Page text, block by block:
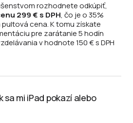
rozhodnete odkúpiť,
299 € s DPH, čo je o 35%
cena. K tomu získate
pre zarátanie 5 hodín
v hodnote 150 € s DPH
sa mi iPad pokazí alebo